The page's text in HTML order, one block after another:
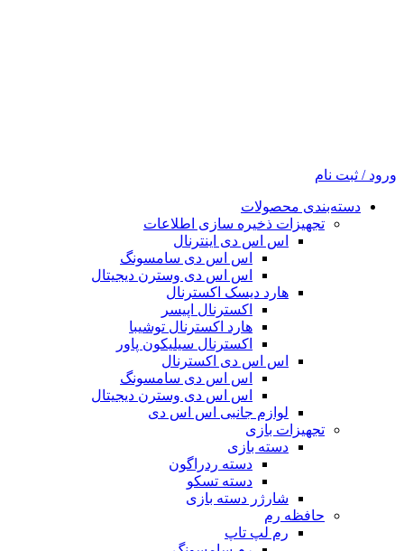
ورود / ثبت نام
دسته‌بندی محصولات
تجهیزات ذخیره سازی اطلاعات
اس اس دی اینترنال
اس اس دی سامسونگ
اس اس دی وسترن دیجیتال
هارد دیسک اکسترنال
اکسترنال اپیسر
هارد اکسترنال توشیبا
اکسترنال سیلیکون پاور
اس اس دی اکسترنال
اس اس دی سامسونگ
اس اس دی وسترن دیجیتال
لوازم جانبی اس اس دی
تجهیزات بازی
دسته بازی
دسته ردراگون
دسته تسکو
شارژر دسته بازی
حافظه رم
رم لپ تاپ